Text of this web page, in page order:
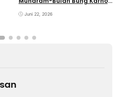
Pemajuan Kebudayaan
Juni 22, 2026